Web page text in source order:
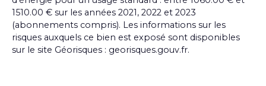
1510.00 € sur les années 2021, 2022 et 2023
(abonnements compris). Les informations sur les
risques auxquels ce bien est exposé sont disponibles
sur le site Géorisques : georisques.gouv.fr.